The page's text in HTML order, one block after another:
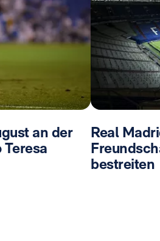
an der
Teresa
Real
bestreiten